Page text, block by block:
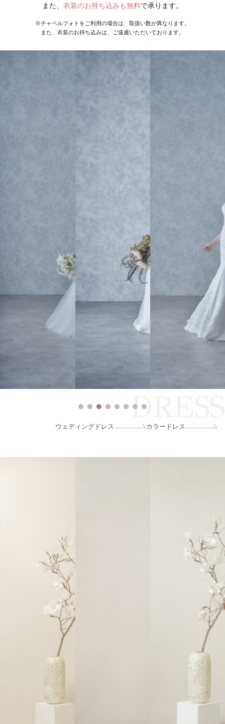
また、 衣装のお持ち込みも無料で承ります。
※チャペルフォトをご利用の場合は、取扱い数が異なります。
また、衣装のお持ち込みは、ご遠慮いただいております。
DRESS
ウェディングドレス カラードレス